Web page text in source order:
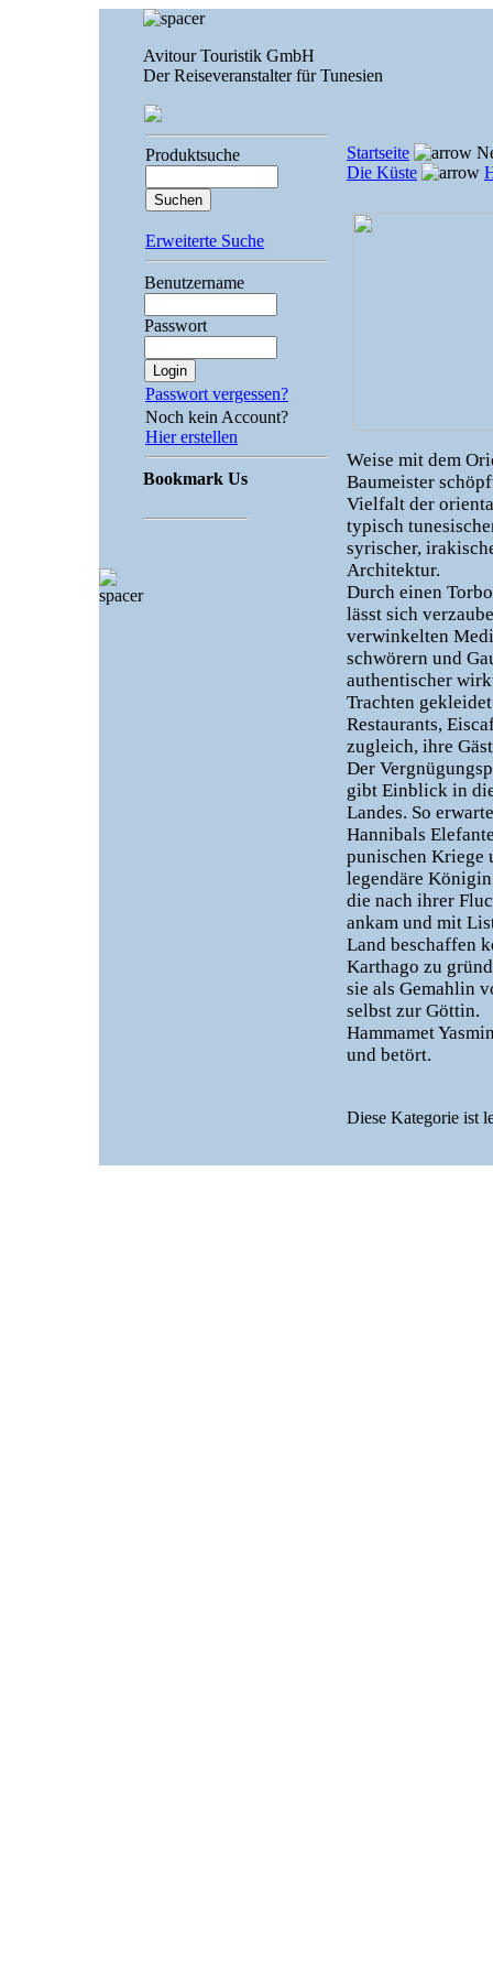
Avitour Touristik GmbH
Der Reiseveranstalter für Tunesien
Produktsuche
Erweiterte Suche
Benutzername
Passwort
Passwort vergessen?
Noch kein Account?
Hier erstellen
Bookmark Us
Startseite
Die Küste
Weise mit dem
Baumeister
Vielfalt der
typisch
syrischer,
Architektur.
Durch einen
lässt sich
verwinkelten
schwörern und
authentischer
Trachten
Restaurants,
zugleich, ihre
Der
gibt Einblick in
Landes. So
Hannibals
punischen
legendäre
die nach ihrer
ankam und mit
Land beschaffen
Karthago zu
sie als Gemahlin
selbst zur Göttin.
Hammamet
und betört.
Diese Kategorie ist